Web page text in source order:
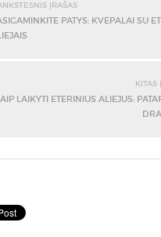
ĮRAŠAS
PATYS: KVEPALAI SU
KITAS
LAIKYTI ETERINIUS ALIEJUS: